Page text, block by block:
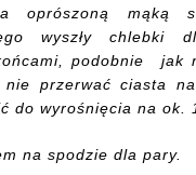
oprószoną mąką
wyszły chlebki
, podobnie jak
nie przerwać ciasta
do wyrośnięcia na ok.
na spodzie dla pary.